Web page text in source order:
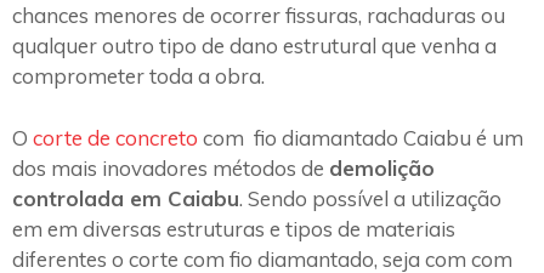
chances menores de ocorrer fissuras, rachaduras ou
qualquer outro tipo de dano estrutural que venha a
comprometer toda a obra.
O corte de concreto com fio diamantado Caiabu é um
dos mais inovadores métodos de demolição
controlada em Caiabu. Sendo possível a utilização
em em diversas estruturas e tipos de materiais
diferentes o corte com fio diamantado, seja com com